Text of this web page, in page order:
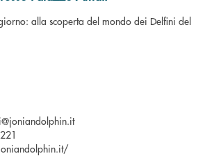
alla scoperta del mondo dei Delfini del